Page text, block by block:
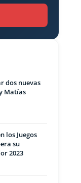
dos nuevas
Matías
los Juegos
su
2023